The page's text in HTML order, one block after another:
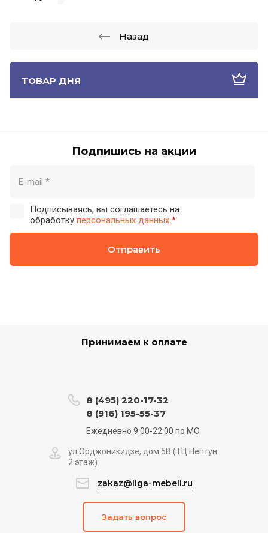
ТОВАР ДНЯ
Назад
Подпишись на акции
Подписываясь, вы соглашаетесь на
обработку персональных данных *
Отправить
Принимаем к оплате
8 (495) 220-17-32
8 (916) 195-55-37
Ежедневно 9:00-22:00 по МО
ул.Орджоникидзе, дом 5B (ТЦ Нептун
2 этаж)
zakaz@liga-mebeli.ru
Задать вопрос